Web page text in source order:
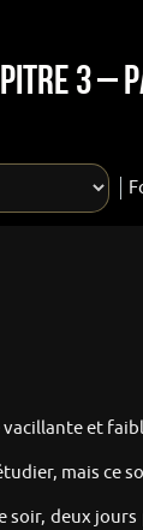
3 –
et
mais ce
deux jours